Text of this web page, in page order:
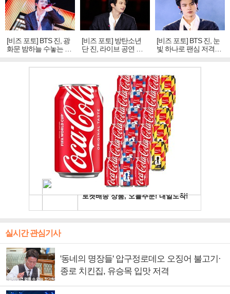
[비즈 포토] BTS 진, 광
화문 밤하늘 수놓는 '비
주얼 킹'의 열창
[비즈 포토] 방탄소년
단 진, 라이브 공연 중
빛나는 독보적 아우라
[비즈 포토] BTS 진, 눈
빛 하나로 팬심 저격…
독보적 카리스마
실시간 관심기사
'동네의 명장들' 압구정로데오 오징어 불고기·
종로 치킨집, 유승목 입맛 저격